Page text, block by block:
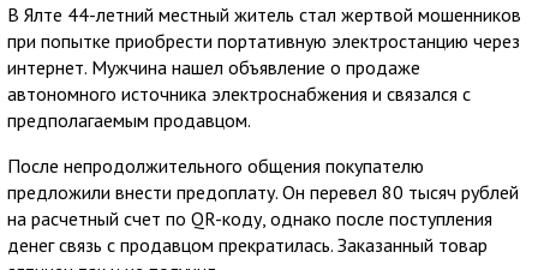
В Ялте 44-летний местный житель стал жертвой мошенников
при попытке приобрести портативную электростанцию через
интернет. Мужчина нашел объявление о продаже
автономного источника электроснабжения и связался с
предполагаемым продавцом.
После непродолжительного общения покупателю
предложили внести предоплату. Он перевел 80 тысяч рублей
на расчетный счет по QR-коду, однако после поступления
денег связь с продавцом прекратилась. Заказанный товар